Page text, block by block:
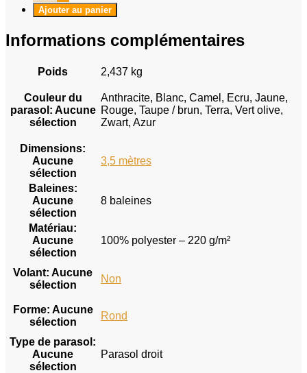
Ajouter au panier
Informations complémentaires
Poids 2,437 kg
Couleur du
parasol : Aucune
sélection
Anthracite, Blanc, Camel, Ecru, Jaune,
Rouge, Taupe / brun, Terra, Vert olive,
Zwart, Azur
Dimensions:
Aucune
sélection
3,5 mètres
Baleines:
Aucune
sélection
8 baleines
Matériau:
Aucune
sélection
100% polyester – 220 g/m²
Volant: Aucune
sélection
Non
Forme: Aucune
sélection
Rond
Type de parasol :
Aucune
sélection
Parasol droit